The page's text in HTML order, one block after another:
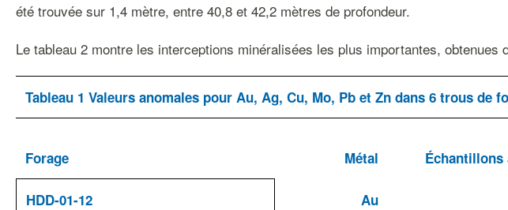
été trouvée sur 1,4 mètre, entre 40,8 et 42,2 mètres de profondeur.
Le tableau 2 montre les interceptions minéralisées les plus importantes, obtenues
Tableau 1 Valeurs anomales pour Au, Ag, Cu, Mo, Pb et Zn dans 6 trous de
Forage Métal Échantillons
HDD-01-12 Au